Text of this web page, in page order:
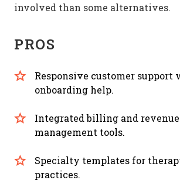
involved than some alternatives.
PROS
Responsive customer
onboarding help.
Integrated billing and
management tools.
Specialty templates for
practices.